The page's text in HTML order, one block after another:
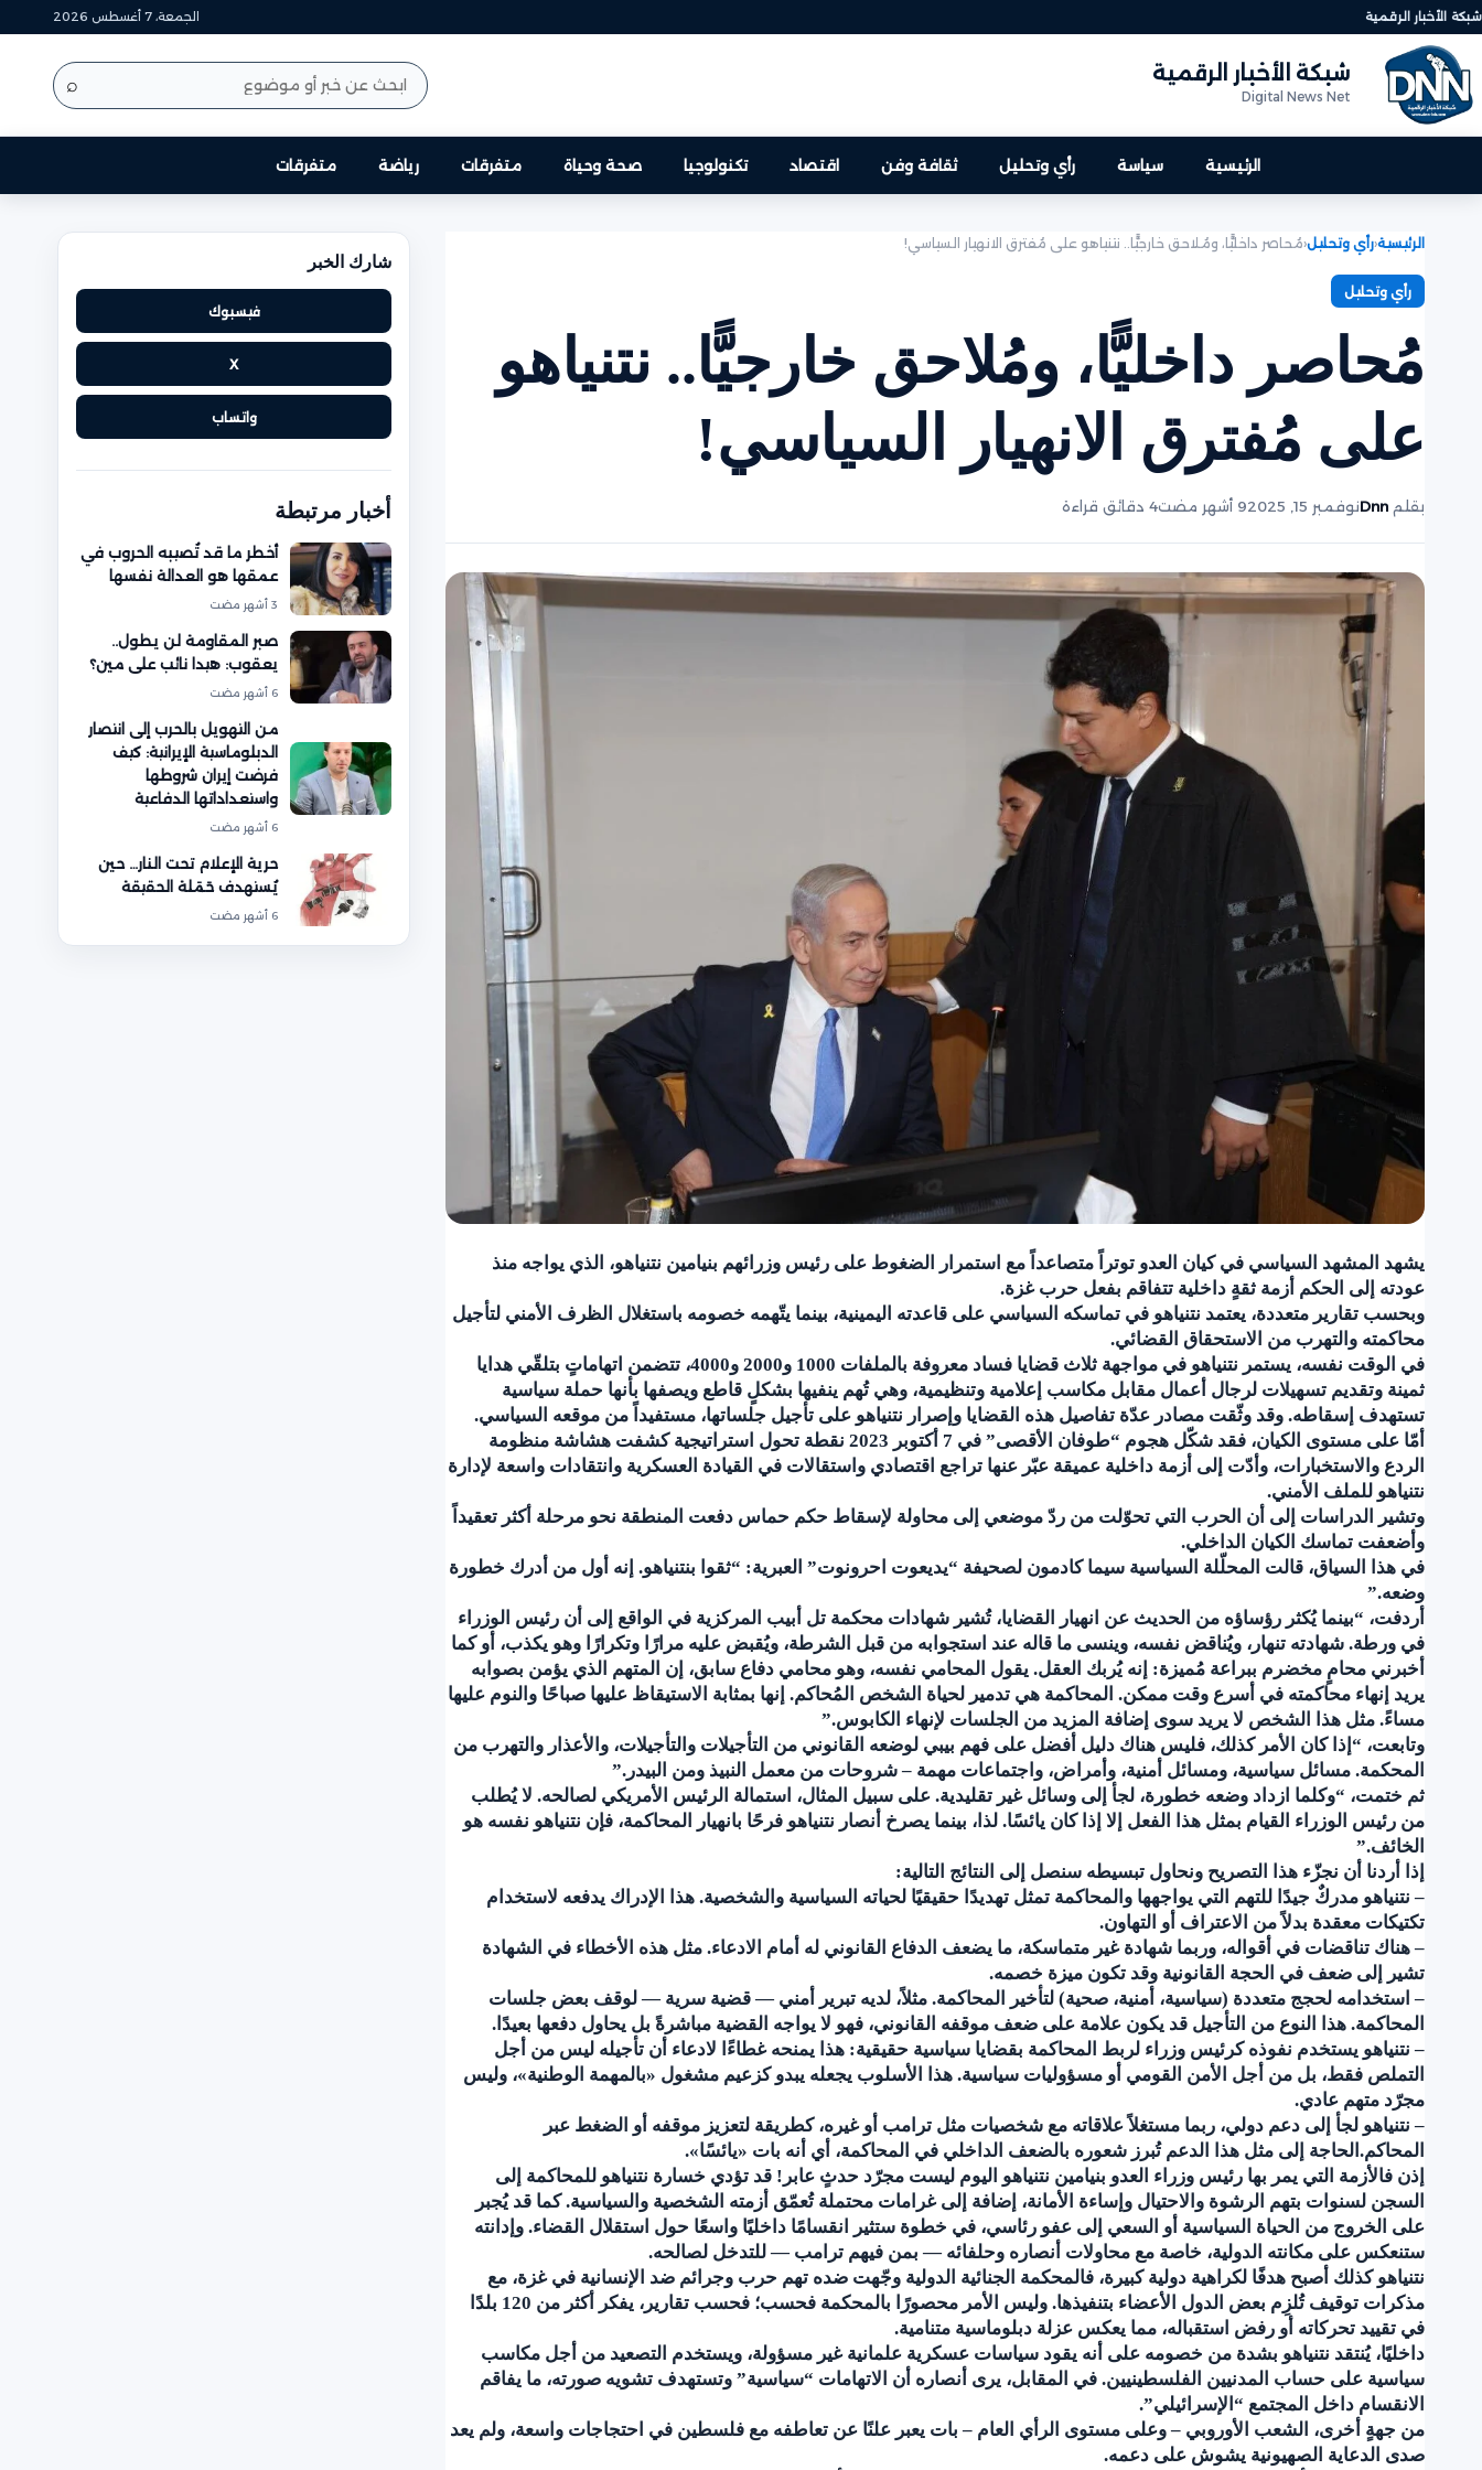
شبكة الأخبار الرقمية الجمعة، 7 أغسطس 2026
شبكة الأخبار الرقمية
Digital News Net
⌕
الرئيسية سياسة رأي وتحليل ثقافة وفن اقتصاد تكنولوجيا صحة وحياة متفرقات رياضة متفرقات
الرئيسية‹رأي وتحليل‹مُحاصر داخليًّا، ومُلاحق خارجيًّا.. نتنياهو على مُفترق الانهيار السياسي!
رأي وتحليل
مُحاصر داخليًّا، ومُلاحق خارجيًّا.. نتنياهو
على مُفترق الانهيار السياسي!
بقلم Dnnنوفمبر 15, 2025 9 أشهر مضت 4 دقائق قراءة
يشهد المشهد السياسي في كيان العدو توتراً متصاعداً مع استمرار الضغوط على رئيس وزرائهم بنيامين نتنياهو، الذي يواجه منذ
عودته إلى الحكم أزمة ثقةٍ داخلية تتفاقم بفعل حرب غزة.
وبحسب تقارير متعددة، يعتمد نتنياهو في تماسكه السياسي على قاعدته اليمينية، بينما يتّهمه خصومه باستغلال الظرف الأمني لتأجيل
محاكمته والتهرب من الاستحقاق القضائي.
في الوقت نفسه، يستمر نتنياهو في مواجهة ثلاث قضايا فساد معروفة بالملفات 1000 و2000 و4000، تتضمن اتهاماتٍ بتلقّي هدايا
ثمينة وتقديم تسهيلات لرجال أعمال مقابل مكاسب إعلامية وتنظيمية، وهي تُهم ينفيها بشكلٍ قاطع ويصفها بأنها حملة سياسية
تستهدف إسقاطه. وقد وثّقت مصادر عدّة تفاصيل هذه القضايا وإصرار نتنياهو على تأجيل جلساتها، مستفيداً من موقعه السياسي.
أمّا على مستوى الكيان، فقد شكّل هجوم “طوفان الأقصى” في 7 أكتوبر 2023 نقطة تحول استراتيجية كشفت هشاشة منظومة
الردع والاستخبارات، وأدّت إلى أزمة داخلية عميقة عبّر عنها تراجع اقتصادي واستقالات في القيادة العسكرية وانتقادات واسعة لإدارة
نتنياهو للملف الأمني.
وتشير الدراسات إلى أن الحرب التي تحوّلت من ردّ موضعي إلى محاولة لإسقاط حكم حماس دفعت المنطقة نحو مرحلة أكثر تعقيداً
وأضعفت تماسك الكيان الداخلي.
في هذا السياق، قالت المحلّلة السياسية سيما كادمون لصحيفة “يديعوت احرونوت” العبرية: “ثقوا بنتنياهو. إنه أول من أدرك خطورة
وضعه.”
أردفت، “بينما يُكثر رؤساؤه من الحديث عن انهيار القضايا، تُشير شهادات محكمة تل أبيب المركزية في الواقع إلى أن رئيس الوزراء
في ورطة. شهادته تنهار، ويُناقض نفسه، وينسى ما قاله عند استجوابه من قبل الشرطة، ويُقبض عليه مرارًا وتكرارًا وهو يكذب، أو كما
أخبرني محامٍ مخضرم ببراعة مُميزة: إنه يُربك العقل. يقول المحامي نفسه، وهو محامي دفاع سابق، إن المتهم الذي يؤمن بصوابه
يريد إنهاء محاكمته في أسرع وقت ممكن. المحاكمة هي تدمير لحياة الشخص المُحاكم. إنها بمثابة الاستيقاظ عليها صباحًا والنوم عليها
مساءً. مثل هذا الشخص لا يريد سوى إضافة المزيد من الجلسات لإنهاء الكابوس.”
وتابعت، “إذا كان الأمر كذلك، فليس هناك دليل أفضل على فهم بيبي لوضعه القانوني من التأجيلات والتأجيلات، والأعذار والتهرب من
المحكمة. مسائل سياسية، ومسائل أمنية، وأمراض، واجتماعات مهمة – شروحات من معمل النبيذ ومن البيدر.”
ثم ختمت، “وكلما ازداد وضعه خطورة، لجأ إلى وسائل غير تقليدية. على سبيل المثال، استمالة الرئيس الأمريكي لصالحه. لا يُطلب
من رئيس الوزراء القيام بمثل هذا الفعل إلا إذا كان يائسًا. لذا، بينما يصرخ أنصار نتنياهو فرحًا بانهيار المحاكمة، فإن نتنياهو نفسه هو
الخائف.”
إذا أردنا أن نجزّء هذا التصريح ونحاول تبسيطه سنصل إلى النتائج التالية:
– نتنياهو مدركٌ جيدًا للتهم التي يواجهها والمحاكمة تمثل تهديدًا حقيقيًا لحياته السياسية والشخصية. هذا الإدراك يدفعه لاستخدام
تكتيكات معقدة بدلاً من الاعتراف أو التهاون.
– هناك تناقضات في أقواله، وربما شهادة غير متماسكة، ما يضعف الدفاع القانوني له أمام الادعاء. مثل هذه الأخطاء في الشهادة
تشير إلى ضعف في الحجة القانونية وقد تكون ميزة خصمه.
– استخدامه لحجج متعددة (سياسية، أمنية، صحية) لتأخير المحاكمة. مثلاً، لديه تبرير أمني — قضية سرية — لوقف بعض جلسات
المحاكمة. هذا النوع من التأجيل قد يكون علامة على ضعف موقفه القانوني، فهو لا يواجه القضية مباشرةً بل يحاول دفعها بعيدًا.
– نتنياهو يستخدم نفوذه كرئيس وزراء لربط المحاكمة بقضايا سياسية حقيقية: هذا يمنحه غطاءًا لادعاء أن تأجيله ليس من أجل
التملص فقط، بل من أجل الأمن القومي أو مسؤوليات سياسية. هذا الأسلوب يجعله يبدو كزعيم مشغول «بالمهمة الوطنية»، وليس
مجرّد متهم عادي.
– نتنياهو لجأ إلى دعم دولي، ربما مستغلاً علاقاته مع شخصيات مثل ترامب أو غيره، كطريقة لتعزيز موقفه أو الضغط عبر
المحاكم.الحاجة إلى مثل هذا الدعم تُبرز شعوره بالضعف الداخلي في المحاكمة، أي أنه بات «يائسًا».
إذن فالأزمة التي يمر بها رئيس وزراء العدو بنيامين نتنياهو اليوم ليست مجرّد حدثٍ عابر! قد تؤدي خسارة نتنياهو للمحاكمة إلى
السجن لسنوات بتهم الرشوة والاحتيال وإساءة الأمانة، إضافة إلى غرامات محتملة تُعمّق أزمته الشخصية والسياسية. كما قد يُجبر
على الخروج من الحياة السياسية أو السعي إلى عفو رئاسي، في خطوة ستثير انقسامًا داخليًا واسعًا حول استقلال القضاء. وإدانته
ستنعكس على مكانته الدولية، خاصة مع محاولات أنصاره وحلفائه — بمن فيهم ترامب — للتدخل لصالحه.
نتنياهو كذلك أصبح هدفًا لكراهية دولية كبيرة، فالمحكمة الجنائية الدولية وجّهت ضده تهم حرب وجرائم ضد الإنسانية في غزة، مع
مذكرات توقيف تُلزِم بعض الدول الأعضاء بتنفيذها. وليس الأمر محصورًا بالمحكمة فحسب؛ فحسب تقارير، يفكر أكثر من 120 بلدًا
في تقييد تحركاته أو رفض استقباله، مما يعكس عزلة دبلوماسية متنامية.
داخليًا، يُنتقد نتنياهو بشدة من خصومه على أنه يقود سياسات عسكرية علمانية غير مسؤولة، ويستخدم التصعيد من أجل مكاسب
سياسية على حساب المدنيين الفلسطينيين. في المقابل، يرى أنصاره أن الاتهامات “سياسية” وتستهدف تشويه صورته، ما يفاقم
الانقسام داخل المجتمع “الإسرائيلي”.
من جهةٍ أخرى، الشعب الأوروبي – وعلى مستوى الرأي العام – بات يعبر علنًا عن تعاطفه مع فلسطين في احتجاجات واسعة، ولم يعد
صدى الدعاية الصهيونية يشوش على دعمه.
شارك الخبر
فيسبوك
X
واتساب
أخبار مرتبطة
أخطر ما قد تُصيبه الحروب في
عمقها هو العدالة نفسها
3 أشهر مضت
صبر المقاومة لن يطول..
يعقوب: هيدا نائب على مين؟
6 أشهر مضت
من التهويل بالحرب إلى انتصار
الدبلوماسية الإيرانية: كيف
فرضت إيران شروطها
واستعداداتها الدفاعية
6 أشهر مضت
حرية الإعلام تحت النار… حين
يُستهدف حَمَلة الحقيقة
6 أشهر مضت